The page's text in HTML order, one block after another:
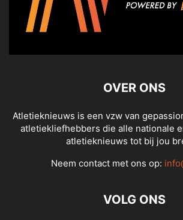
OVER ONS
Atletieknieuws is een vzw van
atletiekliefhebbers die alle nationale
atletieknieuws tot bij jou
Neem contact met ons op:
VOLG ONS